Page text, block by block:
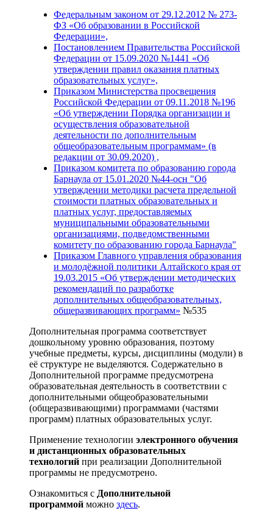
Федеральным законом от 29.12.2012 № 273-
ФЗ «Об образовании в Российской
Федерации»,
Постановлением Правительства Российской
Федерации от 15.09.2020 №1441 «Об
утверждении правил оказания платных
образовательных услуг»,
Приказом Министерства просвещения
Российской Федерации от 09.11.2018 №196
«Об утверждении Порядка организации и
осуществления образовательной
деятельности по дополнительным
общеобразовательным программам» (в
редакции от 30.09.2020) ,
Приказом комитета по образованию города
Барнаула от 15.01.2020 №44-осн "Об
утверждении методики расчета предельной
стоимости платных образовательных и
платных услуг, предоставляемых
муниципальными образовательными
организациями, подведомственными
комитету по образованию города Барнаула"
Приказом Главного управления образования
и молодёжной политики Алтайского края от
19.03.2015 «Об утверждении методических
рекомендаций по разработке
дополнительных общеобразовательных,
общеразвивающих программ» №535
Дополнительная программа соответствует
дошкольному уровню образования, поэтому
учебные предметы, курсы, дисциплины (модули) в
её структуре не выделяются. Содержательно в
Дополнительной программе предусмотрена
образовательная деятельность в соответствии с
дополнительными общеобразовательными
(общеразвивающими) программами (частями
программ) платных образовательных услуг.
Применение технологии электронного обучения
и дистанционных образовательных
технологий при реализации Дополнительной
программы не предусмотрено.
Ознакомиться с Дополнительной
программой можно здесь.